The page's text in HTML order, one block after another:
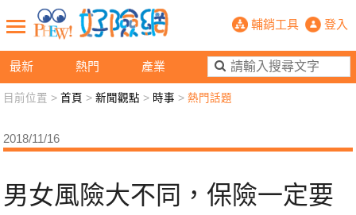
最新 熱門 產業
男女風險大不同，保險一定要買對
輔銷工具 登入
新聞觀點 業務交流 好險懂生活
退休先準備 好險學堂 輔銷工具 活動專區
目前位置 >首頁 >新聞觀點 > 時事 >熱門話題
2018/11/16
男女風險大不同，保險一定要